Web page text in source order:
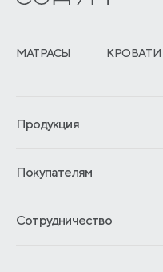
МАТРАСЫ КРОВАТИ
Продукция
Гарантии
Покупателям
Обмен и возврат
Сотрудничество